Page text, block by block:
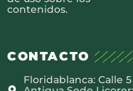
contenidos.
CONTACTO
Floridablanca: Calle